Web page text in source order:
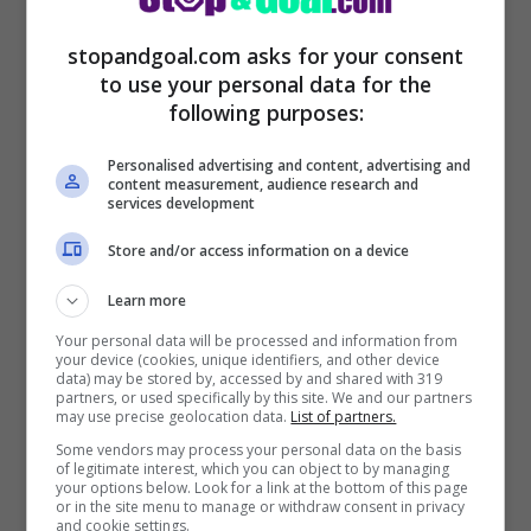
Non è da escludere che il giocatore possa
andare sotto i ferri: bisognerà però
chiedere al Bayern Monaco (proprietario
del suo cartellino) se procedere con
l’eventuale operazione. Possibile quindi
che la stagione dell’attaccante possa dirsi
terminata qui con solamente quattro
stopandgoal.com asks for your consent
to use your personal data for the
following purposes:
Personalised advertising and content, advertising and
content measurement, audience research and
services development
Store and/or access information on a device
Learn more
Your personal data will be processed and information from
your device (cookies, unique identifiers, and other device
data) may be stored by, accessed by and shared with 319
partners, or used specifically by this site. We and our partners
may use precise geolocation data. List of partners.
Some vendors may process your personal data on the basis
of legitimate interest, which you can object to by managing
your options below. Look for a link at the bottom of this page
or in the site menu to manage or withdraw consent in privacy
and cookie settings.